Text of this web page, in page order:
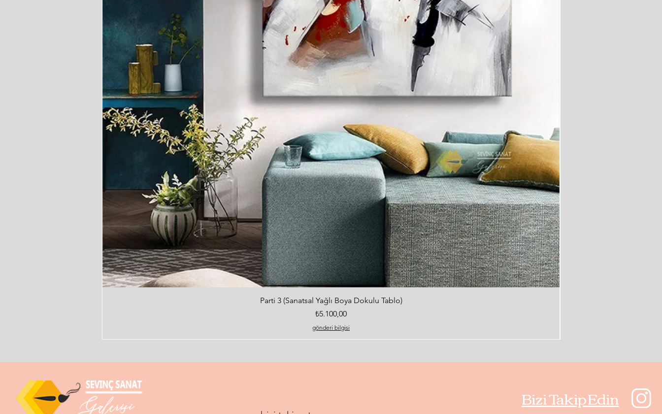
Hızlı Bakış
Parti 3 (Sanatsal Yağlı Boya Dokulu Tablo)
Fiyat
₺5.100,00
gönderi bilgisi
Bizi Takip Edin